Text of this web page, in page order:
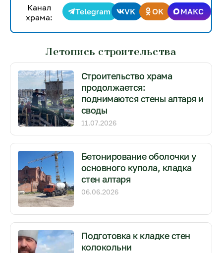
Канал
храма:
Telegram VK OK МАКС
Летопись строительства
Строительство храма
продолжается:
поднимаются стены алтаря и
своды
11.07.2026
Бетонирование оболочки у
основного купола, кладка
стен алтаря
06.06.2026
Подготовка к кладке стен
колокольни